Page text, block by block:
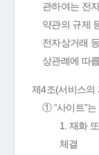
관하여는 전
약관의 규제
전자상거래
상관례에 따
제4조(서비스의
① “사이트”는
1. 재화
체결